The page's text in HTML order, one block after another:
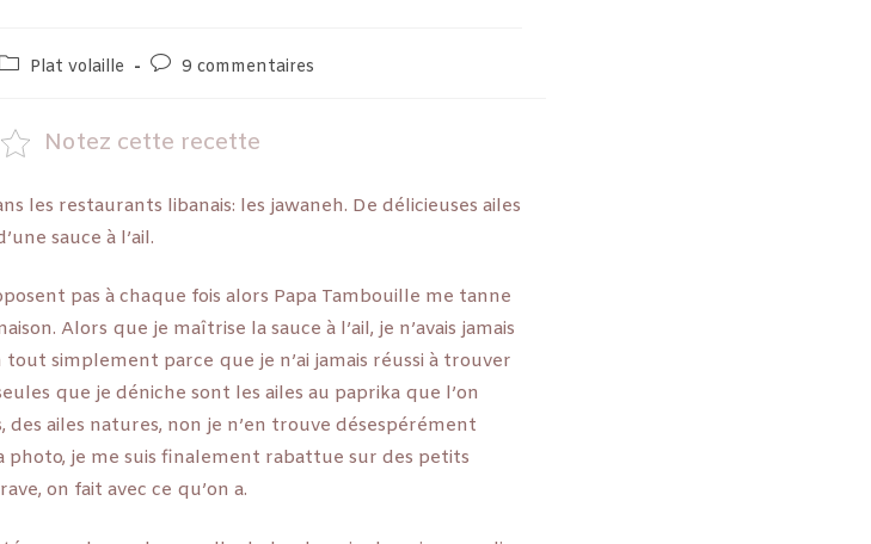
Plat volaille 9 commentaires
Notez cette recette
les restaurants libanais: les jawaneh. De délicieuses ailes
sauce à l’ail.
pas à chaque fois alors Papa Tambouille me tanne
Alors que je maîtrise la sauce à l’ail, je n’avais jamais
simplement parce que je n’ai jamais réussi à trouver
que je déniche sont les ailes au paprika que l’on
ailes natures, non je n’en trouve désespérément
photo, je me suis finalement rabattue sur des petits
on fait avec ce qu’on a.